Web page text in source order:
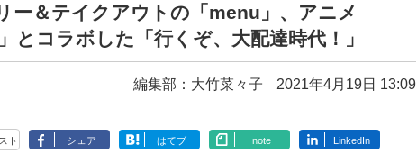
ー＆テイクアウトの「menu」、アニメ
とコラボした「行くぞ、大配達時代！」
編集部：大竹菜々子 2021年4月19日 13:09
ト シェア はてブ note LinkedIn